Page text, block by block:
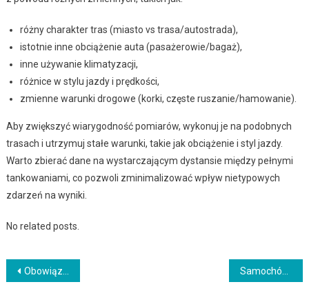
różny charakter tras (miasto vs trasa/autostrada),
istotnie inne obciążenie auta (pasażerowie/bagaż),
inne używanie klimatyzacji,
różnice w stylu jazdy i prędkości,
zmienne warunki drogowe (korki, częste ruszanie/hamowanie).
Aby zwiększyć wiarygodność pomiarów, wykonuj je na podobnych
trasach i utrzymuj stałe warunki, takie jak obciążenie i styl jazdy.
Warto zbierać dane na wystarczającym dystansie między pełnymi
tankowaniami, co pozwoli zminimalizować wpływ nietypowych
zdarzeń na wyniki.
No related posts.
Nawigacja
Obowiązkowe wyposażenie auta na badaniu technicznym i podczas kontroli drogowej